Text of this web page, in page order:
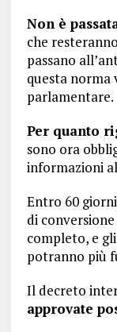
Non è
che
passano
questa norma
parlamentare.
Per quanto
sono ora
informazioni
Entro 60
di
completo, e
potranno più
Il decreto
approvate